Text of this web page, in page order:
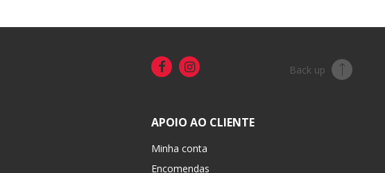
Back up
APOIO AO CLIENTE
Minha conta
Encomendas